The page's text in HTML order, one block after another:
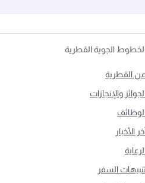
الجوية القطرية
القطرية
والإنجازات
الأخبار
السفر